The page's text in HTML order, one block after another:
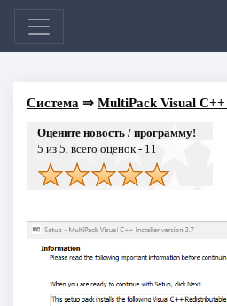
Система ⇒ MultiPack Visual
Оцените новость / программу!
5 из 5, всего оценок - 11